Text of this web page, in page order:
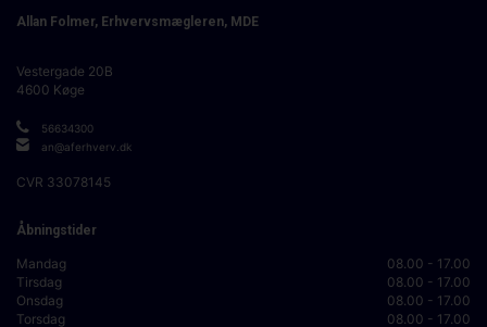
Allan Folmer, Erhvervsmægleren, MDE
Vestergade 20B
4600 Køge
56634300
an@aferhverv.dk
CVR 33078145
Åbningstider
Mandag
08.00 - 17.00
Tirsdag
08.00 - 17.00
Onsdag
08.00 - 17.00
Torsdag
08.00 - 17.00